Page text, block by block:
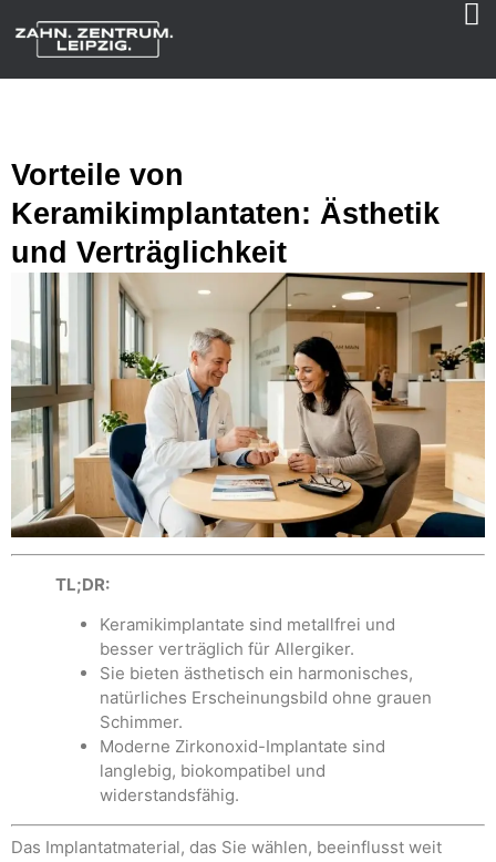
Vorteile von
Keramikimplantaten: Ästhetik
und Verträglichkeit
TL;DR:
Keramikimplantate sind metallfrei und
besser verträglich für Allergiker.
Sie bieten ästhetisch ein harmonisches,
natürliches Erscheinungsbild ohne grauen
Schimmer.
Moderne Zirkonoxid-Implantate sind
langlebig, biokompatibel und
widerstandsfähig.
Das Implantatmaterial, das Sie wählen, beeinflusst weit